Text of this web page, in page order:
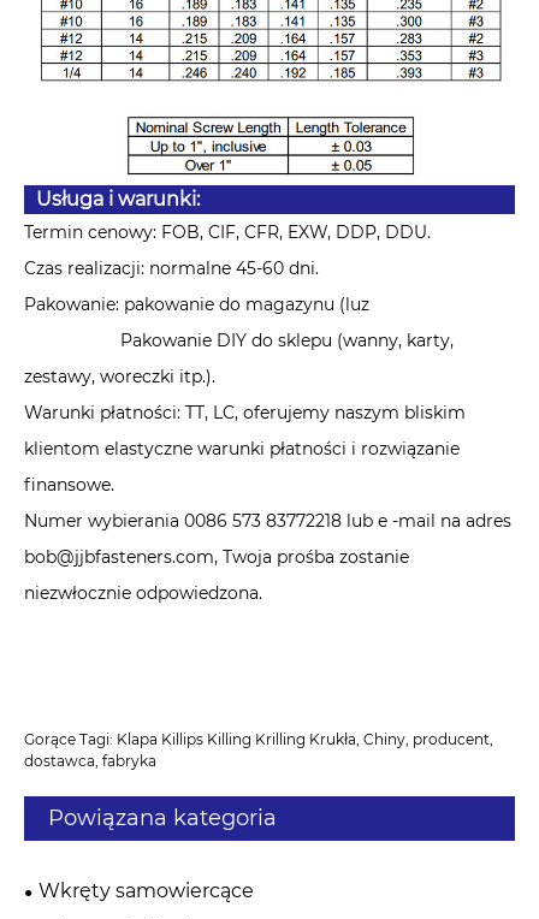
Usługa i warunki:
Termin cenowy: FOB, CIF, CFR, EXW, DDP, DDU.
Czas realizacji: normalne 45-60 dni.
Pakowanie: pakowanie do magazynu (luz
Pakowanie DIY do sklepu (wanny, karty,
zestawy, woreczki itp.).
Warunki płatności: TT, LC, oferujemy naszym bliskim
klientom elastyczne warunki płatności i rozwiązanie
finansowe.
Numer wybierania 0086 573 83772218 lub e -mail na adres
bob@jjbfasteners.com, Twoja prośba zostanie
niezwłocznie odpowiedzona.
Gorące Tagi: Klapa Killips Killing Krilling Krukła, Chiny, producent,
dostawca, fabryka
Powiązana kategoria
Wkręty samowiercące